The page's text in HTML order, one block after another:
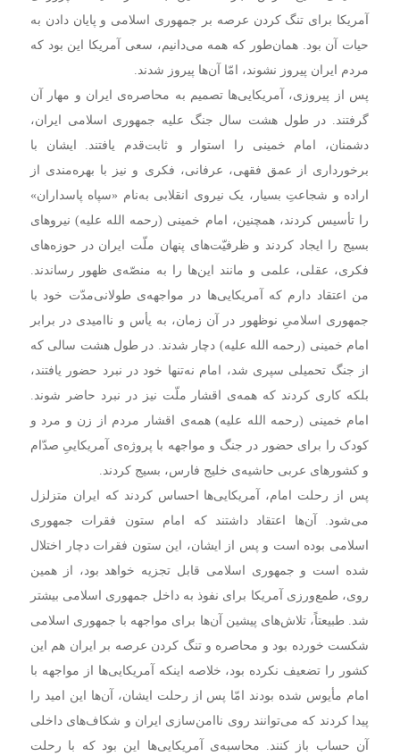
آمریکا برای تنگ کردن عرصه بر جمهوری اسلامی و پایان دادن به
حیات آن بود. همان‌طور که همه می‌دانیم، سعی آمریکا این بود که
مردم ایران پیروز نشوند، امّا آن‌ها پیروز شدند.
پس از پیروزی، آمریکایی‌ها تصمیم به محاصره‌ی ایران و مهار آن
گرفتند. در طول هشت سال جنگ علیه جمهوری اسلامی ایران،
دشمنان، امام خمینی را استوار و ثابت‌قدم یافتند. ایشان با
برخورداری از عمق فقهی، عرفانی، فکری و نیز با بهره‌مندی از
اراده و شجاعتِ بسیار، یک نیروی انقلابی به‌نام «سپاه پاسداران»
را تأسیس کردند، همچنین، امام خمینی (رحمه الله علیه) نیروهای
بسیج را ایجاد کردند و ظرفیّت‌های پنهان ملّت ایران در حوزه‌های
فکری، عقلی، علمی و مانند این‌ها را به منصّه‌ی ظهور رساندند.
من اعتقاد دارم که آمریکایی‌ها در مواجهه‌ی طولانی‌مدّت خود با
جمهوری اسلامیِ نوظهور در آن زمان، به یأس و ناامیدی در برابر
امام خمینی (رحمه الله علیه) دچار شدند. در طول هشت سالی که
از جنگ تحمیلی سپری شد، امام نه‌تنها خود در نبرد حضور یافتند،
بلکه کاری کردند که همه‌ی اقشار ملّت نیز در نبرد حاضر شوند.
امام خمینی (رحمه الله علیه) همه‌ی اقشار مردم از زن و مرد و
کودک را برای حضور در جنگ و مواجهه با پروژه‌ی آمریکاییِ صدّام
و کشورهای عربی حاشیه‌ی خلیج فارس، بسیج کردند.
پس از رحلت امام، آمریکایی‌ها احساس کردند که ایران متزلزل
می‌شود. آن‌ها اعتقاد داشتند که امام ستون فقرات جمهوری
اسلامی بوده است و پس از ایشان، این ستون فقرات دچار اختلال
شده است و جمهوری اسلامی قابل تجزیه خواهد بود، از همین
روی، طمع‌ورزی آمریکا برای نفوذ به داخل جمهوری اسلامی بیشتر
شد. طبیعتاً، تلاش‌های پیشین آن‌ها برای مواجهه با جمهوری اسلامی
شکست خورده بود و محاصره و تنگ کردن عرصه بر ایران هم این
کشور را تضعیف نکرده بود، خلاصه اینکه آمریکایی‌ها از مواجهه با
امام مأیوس شده بودند امّا پس از رحلت ایشان، آن‌ها این امید را
پیدا کردند که می‌توانند روی ناامن‌سازی ایران و شکاف‌های داخلی
آن حساب باز کنند. محاسبه‌ی آمریکایی‌ها این بود که با رحلت